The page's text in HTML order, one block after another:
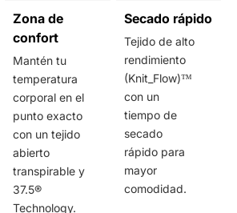
Zona de
confort
Mantén tu
temperatura
corporal en el
punto exacto
con un tejido
abierto
transpirable y
37.5®
Technology.
Secado rápido
Tejido de alto
rendimiento
(Knit_Flow)™
con un
tiempo de
secado
rápido para
mayor
comodidad.